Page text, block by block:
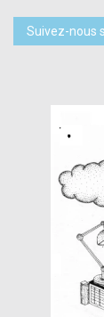
Suivez-nous